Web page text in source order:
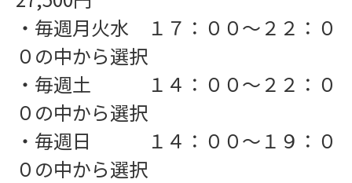
・毎週月火水 １７：００〜２２：０
０の中から選択
・毎週土 １４：００〜２２：０
０の中から選択
・毎週日 １４：００〜１９：０
０の中から選択